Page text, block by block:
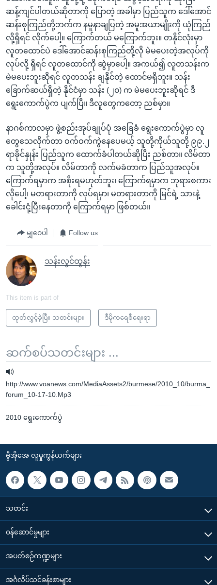
ဆန့်ကျင်ပါတယ်ဆိုတာကို ပြောတဲ့ အခါမှာ ပြည်သူက ဒေါ်အောင်
ဆန်းစုကြည်တို့ဘက်က နမူနာချပြတဲ့ အမူအယာမျိုးကို ယုံကြည်
လို့ရှိရင် လိုက်ပေါ့။ ကြောက်တယ် မကြောက်ဘူး။ တနိုင်လုံးမှာ
လူတထောင်ပဲ ဒေါ်အောင်ဆန်းစုကြည်တို့လို မဲမပေးတဲ့အလုပ်ကို
လုပ်လို့ ရှိရင် လူတထောင်ကို ဆွဲမှာပေါ့။ အကယ်၍ လူတသန်းက
မဲမပေးဘူးဆိုရင် လူတသန်း ချနိုင်တဲ့ ထောင်မရှိဘူး။ သန်း
ခြောက်ဆယ်ရှိတဲ့ နိုင်ငံမှာ သန်း (၂၀) က မဲမပေးဘူးဆိုရင် ဒီ
ရွေးကောက်ပွဲက ပျက်ပြီ။ ဒီလူတွေကတော့ ညစ်မှာ။
နာဂစ်ကာလမှာ ဖွဲ့စည်းအုပ်ချုပ်ပုံ အခြေခံ ရွေးကောက်ပွဲမှာ လူ
တွေသေလိုက်တာ ဝက်ဝက်ကွဲနေပေမယ့် သူတို့ကိုယ်သူတို့ ၉၉.၂
ရာခိုင်နှုန်း ပြည်သူက ထောက်ခံပါတယ်ဆိုပြီး ညစ်တာ။ လိမ်တာ
က သူတို့အလုပ်။ လိမ်တာကို လက်မခံတာက ပြည်သူအလုပ်။
ကြောက်ရမှာက အစိုးရမဟုတ်ဘူး၊ ကြောက်ရမှာက ဘုရားစကား
လိုပေါ့၊ မတရားတာကို လုပ်ရမှာ၊ မတရားတာကို မြင်ရဲ့ သားနဲ့
ခေါင်းငုံ့ပြီးနေတာကို ကြောက်ရမှာ ဖြစ်တယ်။
မျှဝေပါ Follow us
သန်းလွင်ထွန်း
This item is part of
ထုတ်လွှင့်ခဲ့ပြီး သတင်းများ ဒီမိုကရေစီရေးရာ
ဆက်စပ်သတင်းများ ...
http://www.voanews.com/MediaAssets2/burmese/2010_10/burma_
forum_10-17-10.Mp3
2010 ရွေးကောက်ပွဲ
ဗွီအိုအေ လူမှုကွန်ယက်များ
သတင်း
၀န်ဆောင်မှုများ
အပတ်စဉ်ကဏ္ဍများ
အင်္ဂလိပ်သင်ခန်းစာများ